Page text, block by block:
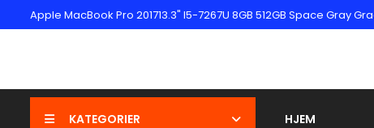
Apple MacBook Pro 201713.3" I5-7267U 8GB 512GB Space Gray
KATEGORIER HJEM